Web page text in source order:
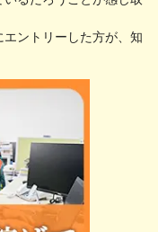
ントリーした方が、知